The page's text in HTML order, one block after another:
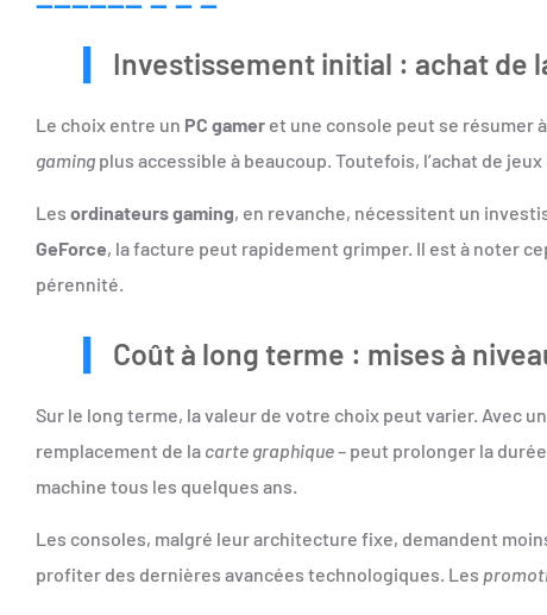
Investissement initial : achat de
Le choix entre un PC gamer et une console peut se résumer
gaming plus accessible à beaucoup. Toutefois, l’achat de
Les ordinateurs gaming, en revanche, nécessitent un
GeForce, la facture peut rapidement grimper. Il est à noter
pérennité.
Coût à long terme : mises à
Sur le long terme, la valeur de votre choix peut varier. Avec un
remplacement de la carte graphique– peut prolonger la
machine tous les quelques ans.
Les consoles, malgré leur architecture fixe, demandent
profiter des dernières avancées technologiques. Les